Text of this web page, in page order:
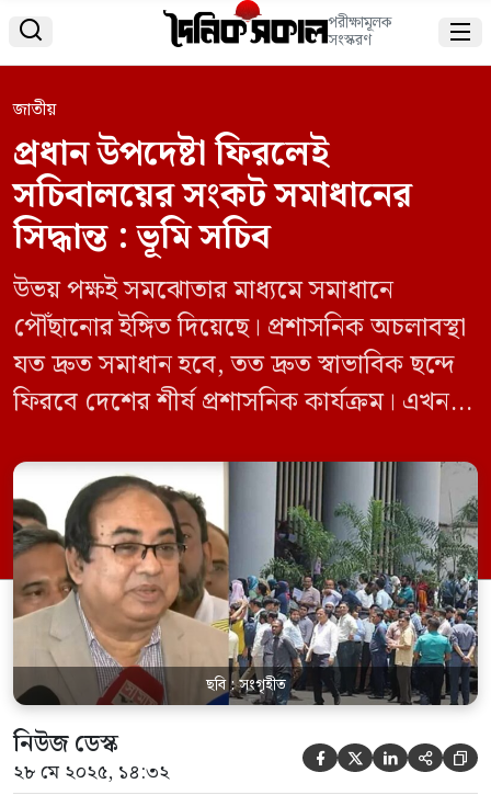
 পরীক্ষামূলক
সংস্করণ 
জাতীয়
প্রধান উপদেষ্টা ফিরলেই
সচিবালয়ের সংকট সমাধানের
সিদ্ধান্ত : ভূমি সচিব
উভয় পক্ষই সমঝোতার মাধ্যমে সমাধানে
পৌঁছানোর ইঙ্গিত দিয়েছে। প্রশাসনিক অচলাবস্থা
যত দ্রুত সমাধান হবে, তত দ্রুত স্বাভাবিক ছন্দে
ফিরবে দেশের শীর্ষ প্রশাসনিক কার্যক্রম। এখন
ফেরার দিকেই।
ছবি : সংগৃহীত
নিউজ ডেস্ক
২৮ মে ২০২৫, ১৪:৩২     